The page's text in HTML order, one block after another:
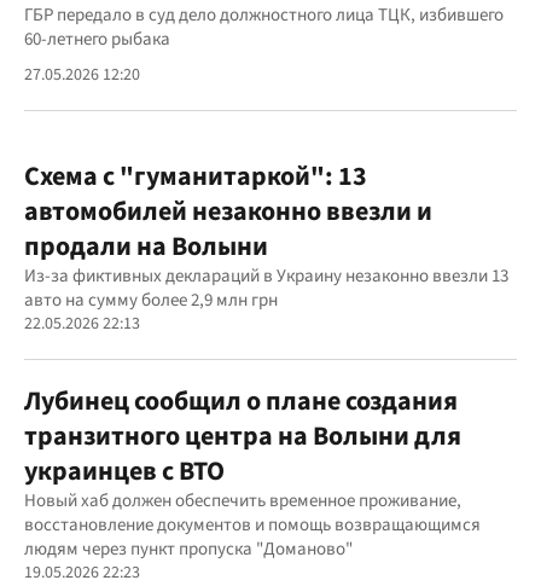
ГБР передало в суд дело должностного лица ТЦК, избившего
60-летнего рыбака
27.05.2026 12:20
Схема с "гуманитаркой": 13
автомобилей незаконно ввезли и
продали на Волыни
Из-за фиктивных деклараций в Украину незаконно ввезли 13
авто на сумму более 2,9 млн грн
22.05.2026 22:13
Лубинец сообщил о плане создания
транзитного центра на Волыни для
украинцев с ВТО
Новый хаб должен обеспечить временное проживание,
восстановление документов и помощь возвращающимся
людям через пункт пропуска "Доманово"
19.05.2026 22:23